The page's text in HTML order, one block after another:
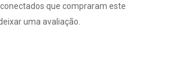
que compraram este
uma avaliação.